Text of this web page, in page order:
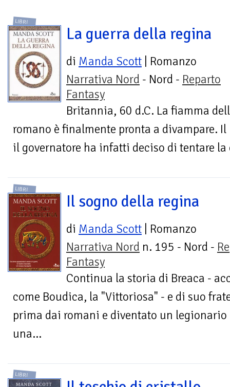
LIBRI
La guerra della regina
di Manda Scott | Romanzo
Narrativa Nord - Nord - Reparto
Fantasy
Britannia, 60 d.C. La fiamma
romano è finalmente pronta a divampare.
il governatore ha infatti deciso di tentare
LIBRI
Il sogno della regina
di Manda Scott | Romanzo
Narrativa Nord n. 195 - Nord -
Fantasy
Continua la storia di Breaca -
come Boudica, la "Vittoriosa" - e di suo
prima dai romani e diventato un
una...
LIBRI